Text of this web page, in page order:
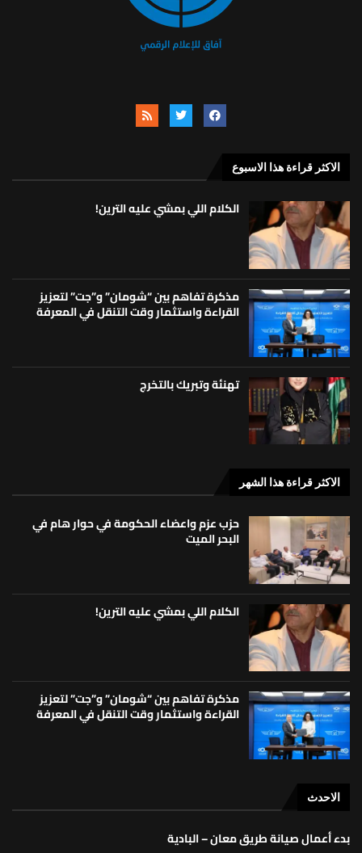
الاكثر قراءة هذا الاسبوع
الكلام اللي بمشي عليه الترين!
مذكرة تفاهم بين “شومان” و”جت” لتعزيز
القراءة واستثمار وقت التنقل في المعرفة
تهنئة وتبريك بالتخرج
الاكثر قراءة هذا الشهر
حزب عزم واعضاء الحكومة في حوار هام في
البحر الميت
الكلام اللي بمشي عليه الترين!
مذكرة تفاهم بين “شومان” و”جت” لتعزيز
القراءة واستثمار وقت التنقل في المعرفة
الاحدث
بدء أعمال صيانة طريق معان – البادية